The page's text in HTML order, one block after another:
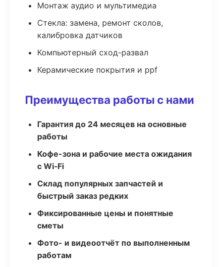
Монтаж аудио и мультимедиа
Стекла: замена, ремонт сколов,
калибровка датчиков
Компьютерный сход-развал
Керамические покрытия и ppf
Преимущества работы с нами
Гарантия до 24 месяцев на основные
работы
Кофе-зона и рабочие места ожидания
с Wi‑Fi
Склад популярных запчастей и
быстрый заказ редких
Фиксированные цены и понятные
сметы
Фото- и видеоотчёт по выполненным
работам